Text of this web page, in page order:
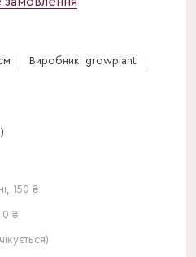
Виробник: growplant
150 ₴
0 ₴